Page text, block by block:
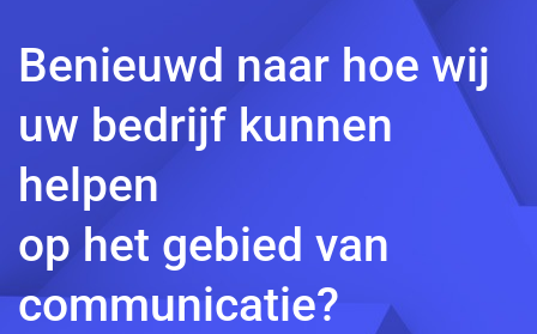
Benieuwd naar hoe wij
uw bedrijf kunnen
helpen
op het gebied van
communicatie?